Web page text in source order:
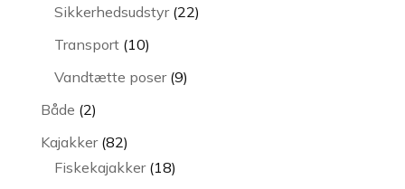
varer
Sikkerhedsudstyr 2222
Transport 1010
varer
Vandtætte poser 99
Både 22
varer
Kajakker 8282
varer
Fiskekajakker 1818